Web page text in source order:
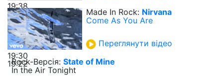
19:38
19:30
Made In Rock: Nirvana
Come As You Are
Переглянути відео
19:22
Rock-Верcія: State of Mine
In the Air Tonight